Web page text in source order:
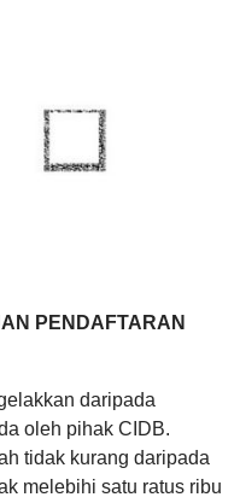
PENDAFTARAN
daripada
oleh pihak CIDB.
tidak kurang daripada
melebihi satu ratus ribu